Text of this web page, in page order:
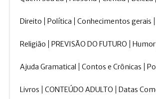
Direito Política Conhecimentos gerais
Religião PREVISÃO DO FUTURO Humor
Ajuda Gramatical Contos e Crônicas
Livros CONTEÚDO ADULTO Datas